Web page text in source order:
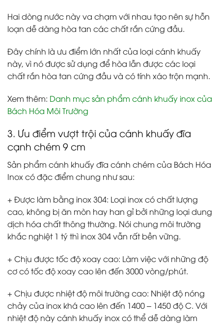
Hai dòng nước này va chạm với nhau tạo nên sự hỗn
loạn dễ dàng hòa tan các chất rắn cứng đầu.
Đây chính là ưu điểm lớn nhất của loại cánh khuấy
này, vì nó được sử dụng để hòa lẫn được các loại
chất rắn hòa tan cứng đầu và có tính xáo trộn mạnh.
Xem thêm: Danh mục sản phẩm cánh khuấy inox của
Bách Hóa Môi Trường
3. Ưu điểm vượt trội của cánh khuấy đĩa
cạnh chém 9 cm
Sản phẩm cánh khuấy đĩa cánh chém của Bách Hóa
Inox có đặc điểm chung như sau:
+ Được làm bằng inox 304: Loại inox có chất lượng
cao, không bị ăn mòn hay han gỉ bởi những loại dung
dịch hóa chất thông thường. Nói chung môi trường
khắc nghiệt 1 tý thì inox 304 vẫn rất bền vững.
+ Chịu được tốc độ xoay cao: Làm việc với những độ
cơ có tốc độ xoay cao lên đến 3000 vòng/phút.
+ Chịu được nhiệt độ môi trường cao: Nhiệt độ nóng
chảy của inox khá cao lên đến 1400 – 1450 độ C. Với
nhiệt độ này cánh khuấy inox có thể dễ dàng làm